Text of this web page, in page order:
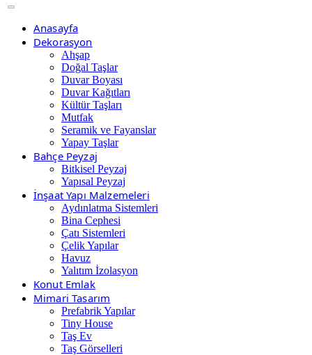
Anasayfa
Dekorasyon
Ahşap
Doğal Taşlar
Duvar Boyası
Duvar Kağıtları
Kültür Taşları
Mutfak
Seramik ve Fayanslar
Yapay Taşlar
Bahçe Peyzaj
Bitkisel Peyzaj
Yapısal Peyzaj
İnşaat Yapı Malzemeleri
Aydınlatma Sistemleri
Bina Cephesi
Çatı Sistemleri
Çelik Yapılar
Havuz
Yalıtım İzolasyon
Konut Emlak
Mimari Tasarım
Prefabrik Yapılar
Tiny House
Taş Ev
Taş Görselleri